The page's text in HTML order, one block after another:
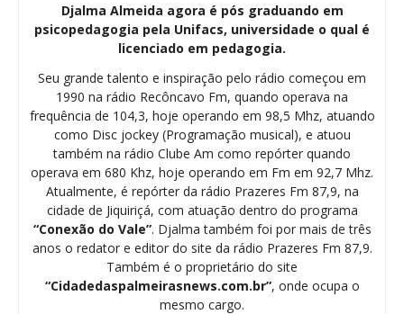
Djalma Almeida agora é pós graduando em
psicopedagogia pela Unifacs, universidade o qual é
licenciado em pedagogia.
Seu grande talento e inspiração pelo rádio começou em
1990 na rádio Recôncavo Fm, quando operava na
frequência de 104,3, hoje operando em 98,5 Mhz, atuando
como Disc jockey (Programação musical), e atuou
também na rádio Clube Am como repórter quando
operava em 680 Khz, hoje operando em Fm em 92,7 Mhz.
Atualmente, é repórter da rádio Prazeres Fm 87,9, na
cidade de Jiquiriçá, com atuação dentro do programa
“Conexão do Vale”. Djalma também foi por mais de três
anos o redator e editor do site da rádio Prazeres Fm 87,9.
Também é o proprietário do site
“Cidadedaspalmeirasnews.com.br”, onde ocupa o
mesmo cargo.